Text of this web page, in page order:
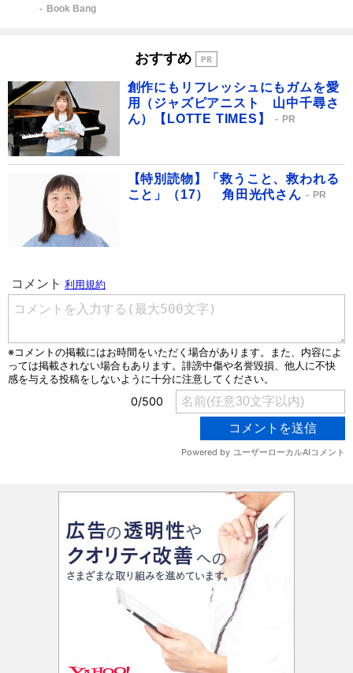
Book Bang
おすすめ
創作にもリフレッシュにもガムを愛
用（ジャズピアニスト 山中千尋さ
ん）【LOTTE TIMES】
PR
【特別読物】「救うこと、救われる
こと」（17） 角田光代さん
PR